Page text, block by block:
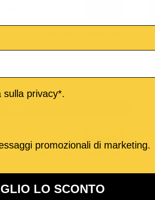
D -
privacy*.
promozionali di marketing.
LO SCONTO